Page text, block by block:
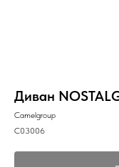
Диван
Camelgroup
C03006